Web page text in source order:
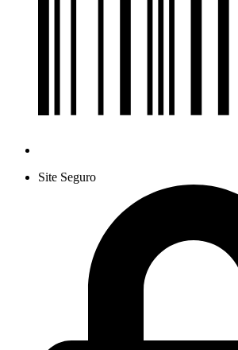
Site Seguro